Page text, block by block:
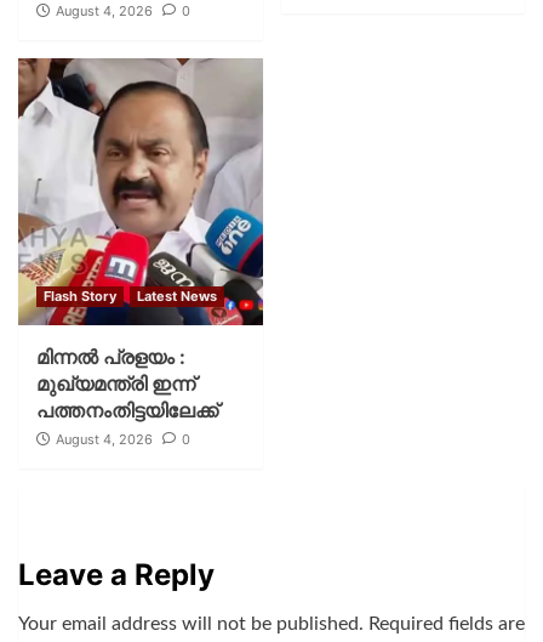
August 4, 2026 0
Flash Story Latest News
മിന്നല്‍ പ്രളയം :
മുഖ്യമന്ത്രി ഇന്ന്
പത്തനംതിട്ടയിലേക്ക്
August 4, 2026 0
Leave a Reply
Your email address will not be published. Required fields are